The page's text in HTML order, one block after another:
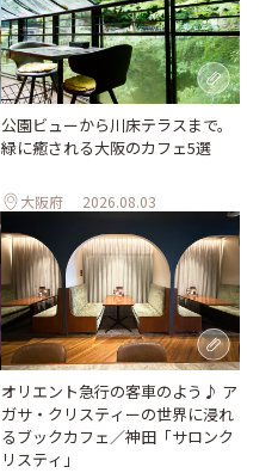
公園ビューから川床テラスまで。
緑に癒される大阪のカフェ5選
大阪府 2026.08.03
オリエント急行の客車のよう♪ ア
ガサ・クリスティーの世界に浸れ
るブックカフェ／神田「サロンク
リスティ」